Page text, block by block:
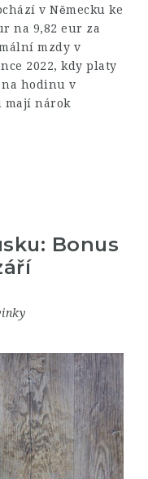
v Německu ke
na 9,82 eur za
mzdy v
2022, kdy platy
na hodinu v
mají nárok
Bonus